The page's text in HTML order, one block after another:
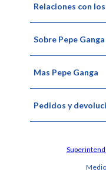
Relaciones con
Sobre Pepe Ganga
Mas Pepe Ganga
Pedidos y